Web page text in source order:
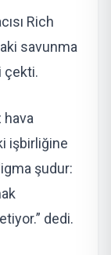
Rich
savunma
çekti.
hava
işbirliğine
şudur:
dedi.